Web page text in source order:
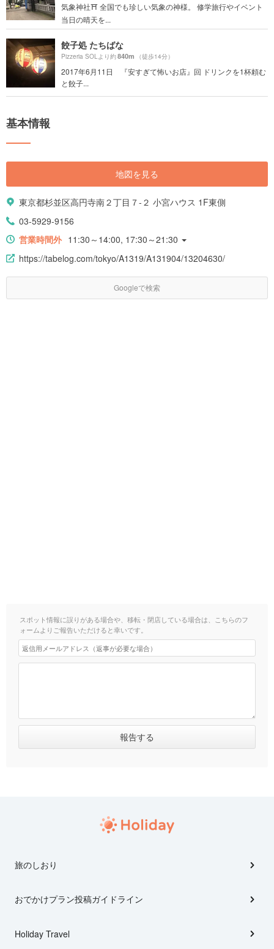
気象神社⛩ 全国でも珍しい気象の神様。 修学旅行やイベント
当日の晴天を...
餃子処 たちばな
Pizzeria SOLより約840m （徒歩14分）
2017年6月11日 『安すぎて怖いお店』回 ドリンクを1杯頼む
と餃子...
基本情報
地図を見る
東京都杉並区高円寺南２丁目７-２ 小宮ハウス 1F東側
03-5929-9156
営業時間外 11:30～14:00, 17:30～21:30
https://tabelog.com/tokyo/A1319/A131904/13204630/
Googleで検索
スポット情報に誤りがある場合や、移転・閉店している場合は、こちらのフ
ォームよりご報告いただけると幸いです。
旅のしおり
おでかけプラン投稿ガイドライン
Holiday Travel